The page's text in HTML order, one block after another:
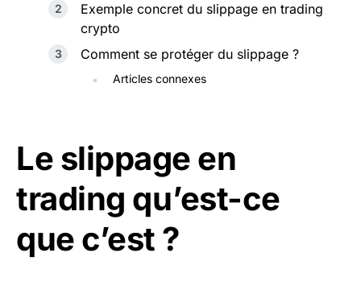
Exemple concret du slippage en trading
crypto
Comment se protéger du slippage ?
Articles connexes
Le slippage en
trading qu’est-ce
que c’est ?